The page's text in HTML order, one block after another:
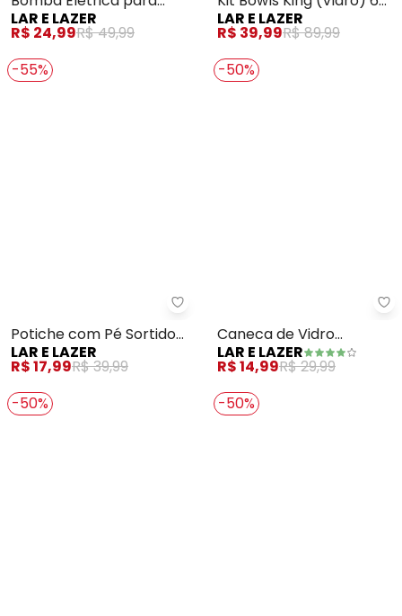
Bomba Elétrica para
Galão de Água
LAR E LAZER
R$ 24,99R$ 49,99
Kit Bowls King (Vidro) 6
Peças
LAR E LAZER
R$ 39,99R$ 89,99
-55%
Lar e Lazer - Potiche com Pé
Potiche com Pé Sortido
8,5cm X
LAR E LAZER
R$ 17,99R$ 39,99
-50%
Caneca de Vidro
(Âmbar) 190 Ml
LAR E LAZER
R$ 14,99R$ 29,99
-50%
-50%